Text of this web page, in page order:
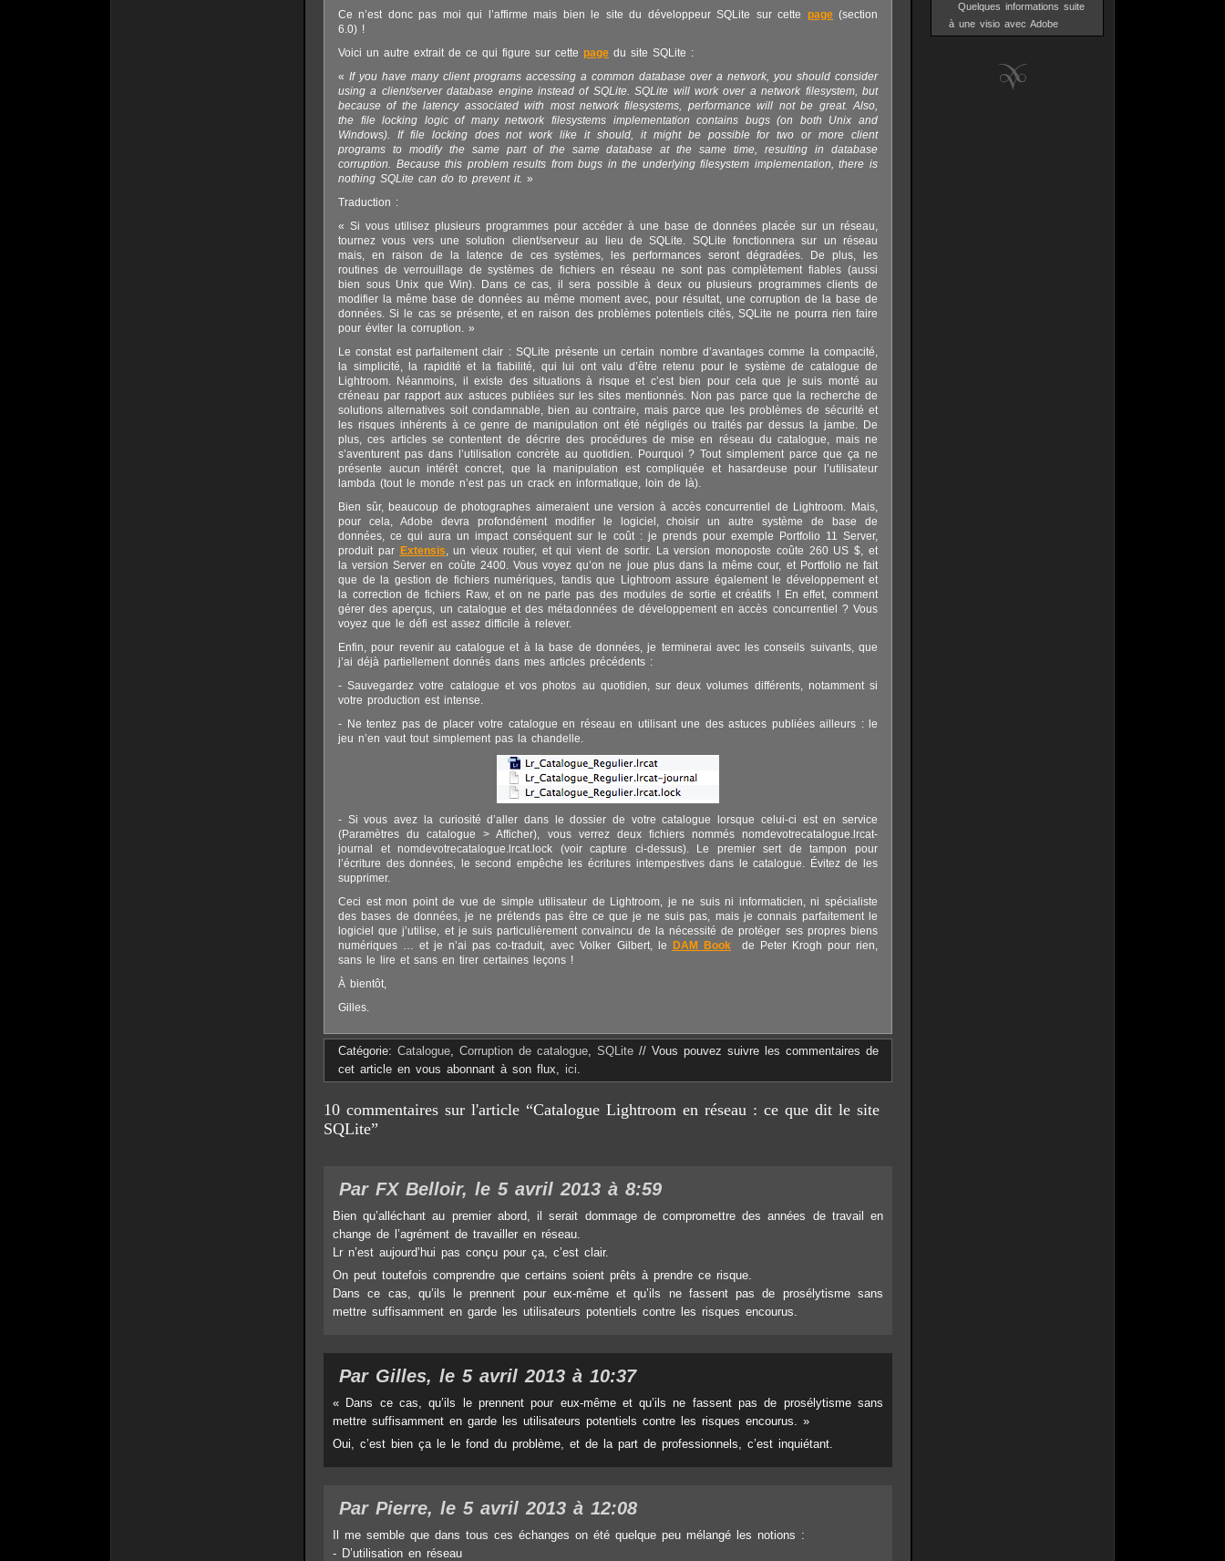
Quelques informations suite
à une visio avec Adobe
Ce n’est donc pas moi qui l’affirme mais bien le site du développeur SQLite sur cette page(section
6.0) !
Voici un autre extrait de ce qui figure sur cette page du site SQLite :
« If you have many client programs accessing a common database over a network, you should consider
using a client/server database engine instead of SQLite. SQLite will work over a network filesystem, but
because of the latency associated with most network filesystems, performance will not be great. Also,
the file locking logic of many network filesystems implementation contains bugs (on both Unix and
Windows). If file locking does not work like it should, it might be possible for two or more client
programs to modify the same part of the same database at the same time, resulting in database
corruption. Because this problem results from bugs in the underlying filesystem implementation, there is
nothing SQLite can do to prevent it. »
Traduction :
« Si vous utilisez plusieurs programmes pour accéder à une base de données placée sur un réseau,
tournez vous vers une solution client/serveur au lieu de SQLite. SQLite fonctionnera sur un réseau
mais, en raison de la latence de ces systèmes, les performances seront dégradées. De plus, les
routines de verrouillage de systèmes de fichiers en réseau ne sont pas complètement fiables (aussi
bien sous Unix que Win). Dans ce cas, il sera possible à deux ou plusieurs programmes clients de
modifier la même base de données au même moment avec, pour résultat, une corruption de la base de
données. Si le cas se présente, et en raison des problèmes potentiels cités, SQLite ne pourra rien faire
pour éviter la corruption. »
Le constat est parfaitement clair : SQLite présente un certain nombre d’avantages comme la compacité,
la simplicité, la rapidité et la fiabilité, qui lui ont valu d’être retenu pour le système de catalogue de
Lightroom. Néanmoins, il existe des situations à risque et c’est bien pour cela que je suis monté au
créneau par rapport aux astuces publiées sur les sites mentionnés. Non pas parce que la recherche de
solutions alternatives soit condamnable, bien au contraire, mais parce que les problèmes de sécurité et
les risques inhérents à ce genre de manipulation ont été négligés ou traités par dessus la jambe. De
plus, ces articles se contentent de décrire des procédures de mise en réseau du catalogue, mais ne
s’aventurent pas dans l’utilisation concrète au quotidien. Pourquoi ? Tout simplement parce que ça ne
présente aucun intérêt concret, que la manipulation est compliquée et hasardeuse pour l’utilisateur
lambda (tout le monde n’est pas un crack en informatique, loin de là).
Bien sûr, beaucoup de photographes aimeraient une version à accès concurrentiel de Lightroom. Mais,
pour cela, Adobe devra profondément modifier le logiciel, choisir un autre système de base de
données, ce qui aura un impact conséquent sur le coût : je prends pour exemple Portfolio 11 Server,
produit par Extensis, un vieux routier, et qui vient de sortir. La version monoposte coûte 260 US $, et
la version Server en coûte 2400. Vous voyez qu’on ne joue plus dans la même cour, et Portfolio ne fait
que de la gestion de fichiers numériques, tandis que Lightroom assure également le développement et
la correction de fichiers Raw, et on ne parle pas des modules de sortie et créatifs ! En effet, comment
gérer des aperçus, un catalogue et des métadonnées de développement en accès concurrentiel ? Vous
voyez que le défi est assez difficile à relever.
Enfin, pour revenir au catalogue et à la base de données, je terminerai avec les conseils suivants, que
j’ai déjà partiellement donnés dans mes articles précédents :
- Sauvegardez votre catalogue et vos photos au quotidien, sur deux volumes différents, notamment si
votre production est intense.
- Ne tentez pas de placer votre catalogue en réseau en utilisant une des astuces publiées ailleurs : le
jeu n’en vaut tout simplement pas la chandelle.
- Si vous avez la curiosité d’aller dans le dossier de votre catalogue lorsque celui-ci est en service
(Paramètres du catalogue > Afficher), vous verrez deux fichiers nommés nomdevotrecatalogue.lrcat-
journal et nomdevotrecatalogue.lrcat.lock (voir capture ci-dessus). Le premier sert de tampon pour
l’écriture des données, le second empêche les écritures intempestives dans le catalogue. Évitez de les
supprimer.
Ceci est mon point de vue de simple utilisateur de Lightroom, je ne suis ni informaticien, ni spécialiste
des bases de données, je ne prétends pas être ce que je ne suis pas, mais je connais parfaitement le
logiciel que j’utilise, et je suis particulièrement convaincu de la nécessité de protéger ses propres biens
numériques … et je n’ai pas co-traduit, avec Volker Gilbert, le
DAM Bookde Peter Krogh pour rien,
sans le lire et sans en tirer certaines leçons !
À bientôt,
Gilles.
Catégorie: Catalogue, Corruption de catalogue, SQLite // Vous pouvez suivre les commentaires de
cet article en vous abonnant à son flux, ici.
10 commentaires sur l'article “Catalogue Lightroom en réseau : ce que dit le site
SQLite”
Par FX Belloir, le 5 avril 2013 à 8:59
Bien qu’alléchant au premier abord, il serait dommage de compromettre des années de travail en
change de l’agrément de travailler en réseau.
Lr n’est aujourd’hui pas conçu pour ça, c’est clair.
On peut toutefois comprendre que certains soient prêts à prendre ce risque.
Dans ce cas, qu’ils le prennent pour eux-même et qu’ils ne fassent pas de prosélytisme sans
mettre suffisamment en garde les utilisateurs potentiels contre les risques encourus.
Par Gilles, le 5 avril 2013 à 10:37
« Dans ce cas, qu’ils le prennent pour eux-même et qu’ils ne fassent pas de prosélytisme sans
mettre suffisamment en garde les utilisateurs potentiels contre les risques encourus. »
Oui, c’est bien ça le le fond du problème, et de la part de professionnels, c’est inquiétant.
Par Pierre, le 5 avril 2013 à 12:08
Il me semble que dans tous ces échanges on été quelque peu mélangé les notions :
- D’utilisation en réseau